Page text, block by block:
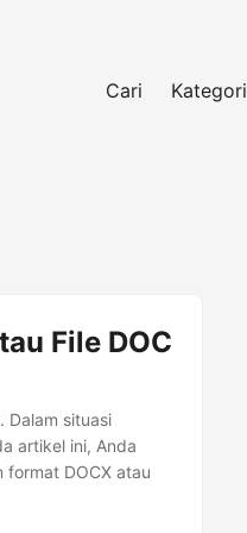
Cari Kategori
File DOC
Dalam situasi
artikel ini, Anda
format DOCX atau